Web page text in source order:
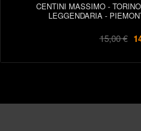
CENTINI MASSIMO -
LEGGENDARIA -
15,00 €